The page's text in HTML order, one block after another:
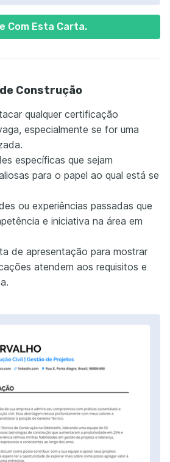
Com Esta Carta.
Construção
qualquer certificação
especialmente se for uma
específicas que sejam
para o papel ao qual está se
ou experiências passadas que
e iniciativa na área em
de apresentação para mostrar
atendem aos requisitos e